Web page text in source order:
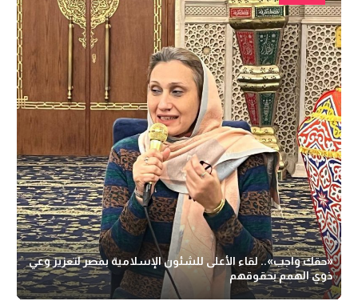
«حقك واجب».. لقاء الأعلى للشئون الإسلامية بمصر لتعزيز وعي
ذوي الهمم بحقوقهم